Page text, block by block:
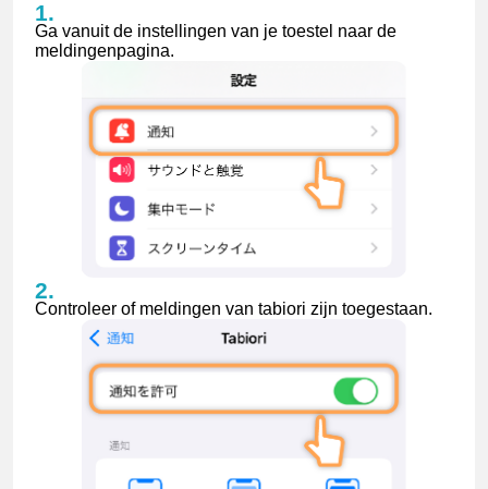
Ga vanuit de instellingen van je toestel naar de
meldingenpagina.
Controleer of meldingen van tabiori zijn toegestaan.